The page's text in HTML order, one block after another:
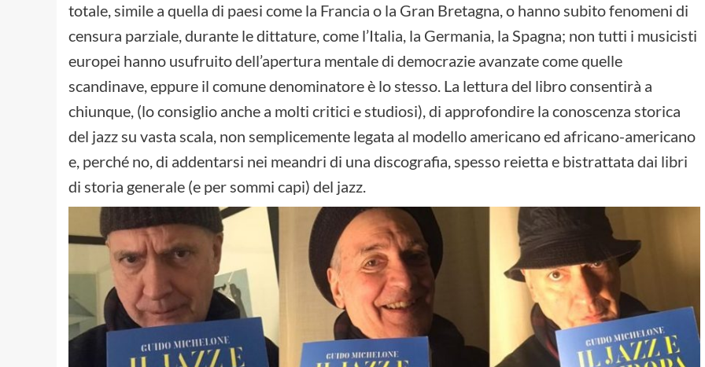
totale, simile a quella di paesi come la Francia o la Gran Bretagna, o hanno subito fenomeni di
censura parziale, durante le dittature, come l’Italia, la Germania, la Spagna; non tutti i musicisti
europei hanno usufruito dell’apertura mentale di democrazie avanzate come quelle
scandinave, eppure il comune denominatore è lo stesso. La lettura del libro consentirà a
chiunque, (lo consiglio anche a molti critici e studiosi), di approfondire la conoscenza storica
del jazz su vasta scala, non semplicemente legata al modello americano ed africano-americano
e, perché no, di addentarsi nei meandri di una discografia, spesso reietta e bistrattata dai libri
di storia generale (e per sommi capi) del jazz.